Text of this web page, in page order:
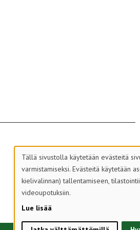
Tällä sivustolla käytetään evästeitä
varmistamiseksi. Evästeitä käytetään
kielivalinnan) tallentamiseen,
videoupotuksiin.
Lue lisää